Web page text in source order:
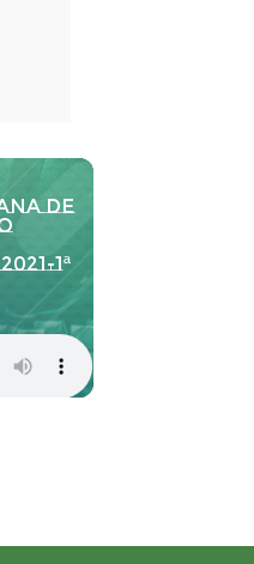
de
1ª